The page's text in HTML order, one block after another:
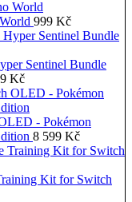
999 Kč
Sentinel Bundle
Kč
- Pokémon
8 599 Kč
Kit for Switch